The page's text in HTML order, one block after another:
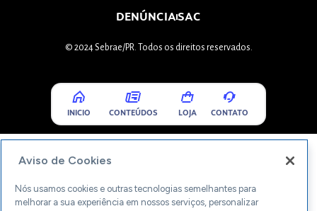
DENÚNCIASAC
© 2024 Sebrae/PR. Todos os direitos reservados.
INICIO CONTEÚDOS LOJA CONTATO
Aviso de Cookies
Nós usamos cookies e outras tecnologias semelhantes para
melhorar a sua experiência em nossos serviços, personalizar